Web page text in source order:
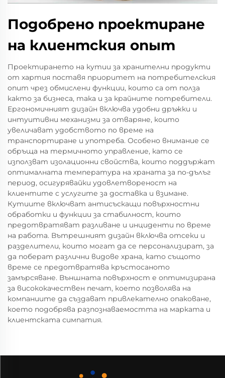
Подобрено проектиране
на клиентския опыт
Проектирането на кутии за хранителни продукти
от хартия поставя приоритет на потребителския
опит чрез обмислени функции, които са от полза
както за бизнеса, така и за крайните потребители.
Ергономичният дизайн включва удобни дръжки и
интуитивни механизми за отваряне, които
увеличават удобството по време на
транспортиране и употреба. Особено внимание се
обръща на термичното управление, като се
използват изолационни свойства, които поддържат
оптималната температура на храната за по-дълъг
период, осигурявайки удовлетвореност на
клиентите с услугите за доставка и взимане.
Кутиите включват антисъскащи повърхностни
обработки и функции за стабилност, които
предотвратяват разливане и инциденти по време
на работа. Вътрешният дизайн включва отсеки и
разделители, които могат да се персонализират, за
да поберат различни видове храна, като същото
време се предотвратява кръстосаното
замърсяване. Външната повърхност е оптимизирана
за висококачествен печат, което позволява на
компаниите да създават привлекателно опаковане,
което подобрява разпознаваемостта на марката и
клиентската симпатия.